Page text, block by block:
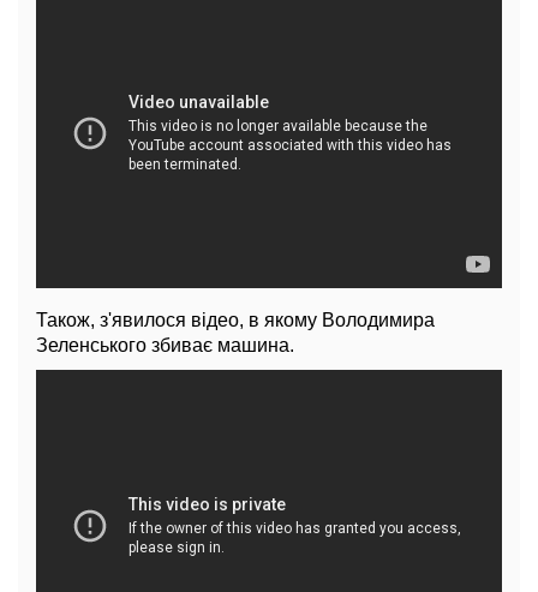
Також, з'явилося відео, в якому Володимира
Зеленського збиває машина.